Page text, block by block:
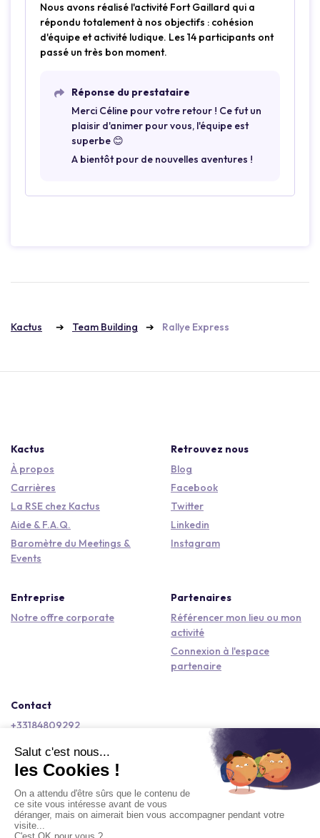
Nous avons réalisé l'activité Fort Gaillard qui a
répondu totalement à nos objectifs : cohésion
d'équipe et activité ludique. Les 14 participants ont
passé un très bon moment.
Réponse du prestataire
Merci Céline pour votre retour ! Ce fut un
plaisir d'animer pour vous, l'équipe est
superbe 😊
A bientôt pour de nouvelles aventures !
Kactus Team Building Rallye Express
Kactus
À propos
Carrières
La RSE chez Kactus
Aide & F.A.Q.
Baromètre du Meetings &
Events
Retrouvez nous
Blog
Facebook
Twitter
Linkedin
Instagram
Entreprise
Notre offre corporate
Partenaires
Référencer mon lieu ou mon
activité
Connexion à l'espace
partenaire
Contact
+33184809292
Copyright © 2026 Kactus Tous droits réservés
Conditions générales d'utilisation
Mentions légales
Signaler un contenu